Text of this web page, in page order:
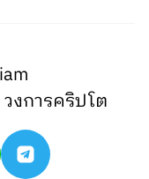
วงการคริปโต